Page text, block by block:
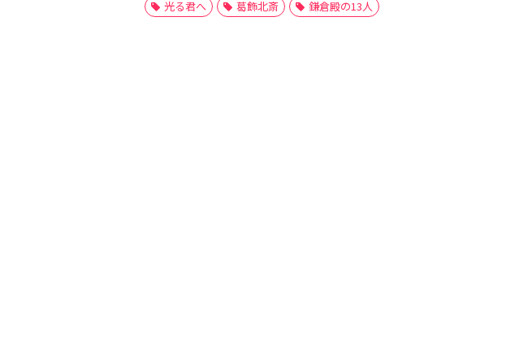
光る君へ 葛飾北斎 鎌倉殿の13人